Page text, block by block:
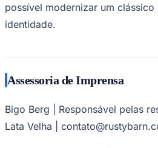
Goiás
possível modernizar um clássico
identidade.
Assessoria de Imprensa
Bigo Berg | Responsável pelas
Lata Velha |